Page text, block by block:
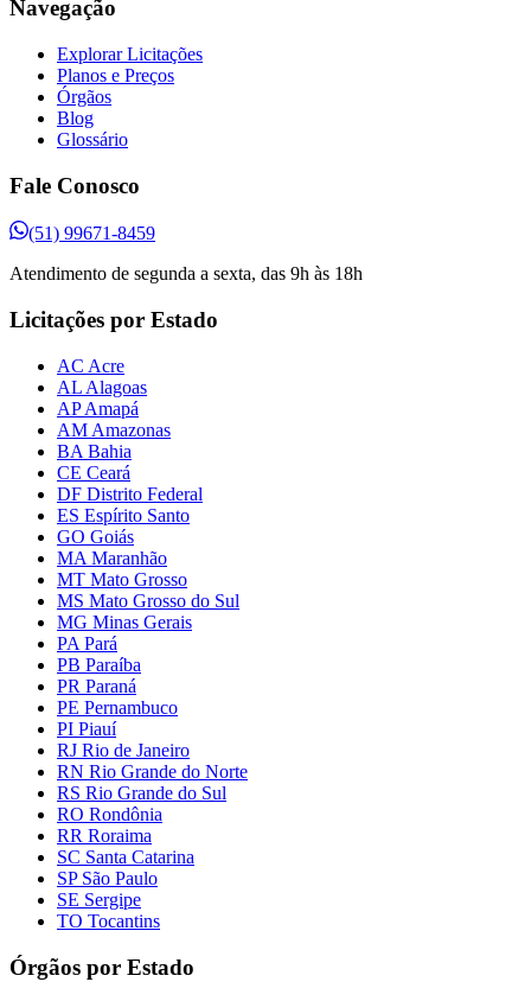
Navegação
Explorar Licitações
Planos e Preços
Órgãos
Blog
Glossário
Fale Conosco
(51) 99671-8459
Atendimento de segunda a sexta, das 9h às 18h
Licitações por Estado
AC Acre
AL Alagoas
AP Amapá
AM Amazonas
BA Bahia
CE Ceará
DF Distrito Federal
ES Espírito Santo
GO Goiás
MA Maranhão
MT Mato Grosso
MS Mato Grosso do Sul
MG Minas Gerais
PA Pará
PB Paraíba
PR Paraná
PE Pernambuco
PI Piauí
RJ Rio de Janeiro
RN Rio Grande do Norte
RS Rio Grande do Sul
RO Rondônia
RR Roraima
SC Santa Catarina
SP São Paulo
SE Sergipe
TO Tocantins
Órgãos por Estado